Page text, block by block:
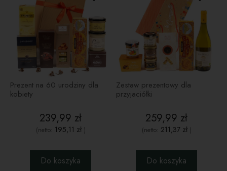
Prezent na 60 urodziny dla
kobiety
239,99 zł
(netto: 195,11 zł)
Do koszyka
Zestaw prezentowy dla
przyjaciółki
259,99 zł
(netto: 211,37 zł)
Do koszyka